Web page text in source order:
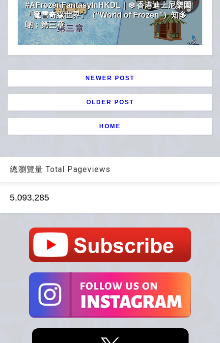
#AFrozenFantasyInHKDL｜❄️ 香港迪士尼樂園
「魔雪奇緣世界」（“World of Frozen”）知多
啲：第三章
NEWER POST
OLDER POST
HOME
總瀏覽量 Total Pageviews
5,093,285